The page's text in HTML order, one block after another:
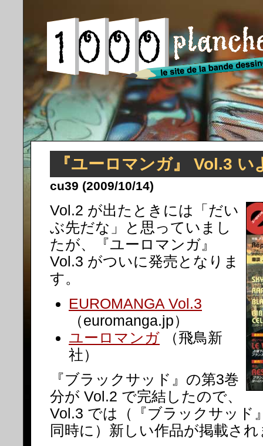
『ユーロマンガ』 Vol.3 い
cu39 (2009/10/14)
Vol.2 が出たときには「だい
ぶ先だな」と思っていまし
たが、『ユーロマンガ』
Vol.3 がついに発売となりま
す。
EUROMANGA Vol.3
（euromanga.jp）
ユーロマンガ （飛鳥新
社）
『ブラックサッド』の第3巻
分が Vol.2 で完結したので、
Vol.3 では（『ブラックサッド
同時に）新しい作品が掲載さ